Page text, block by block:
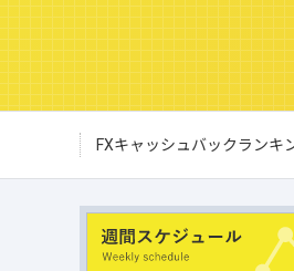
FXキャッシュバックランキ